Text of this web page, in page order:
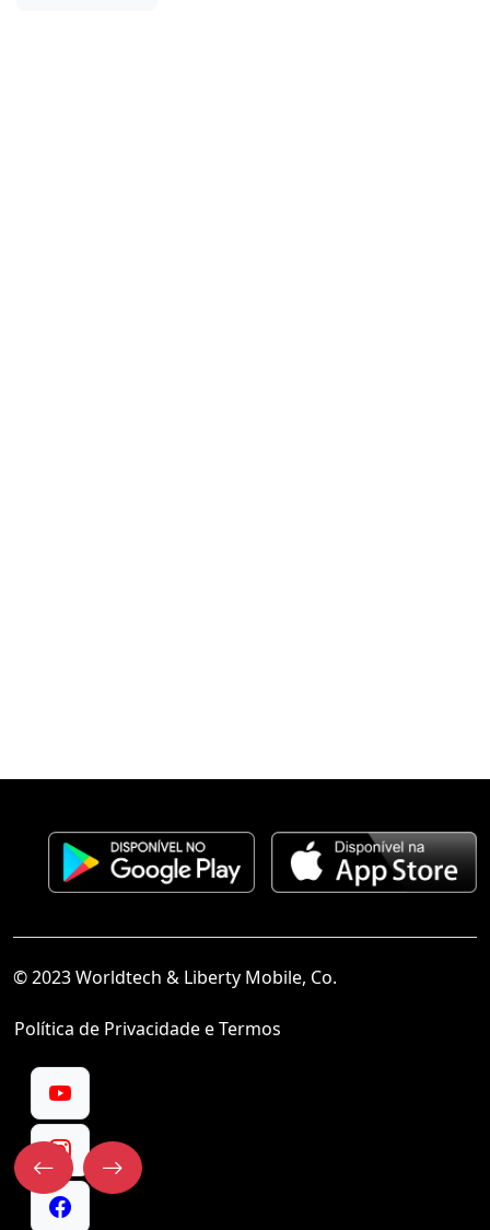
© 2023 Worldtech & Liberty Mobile, Co.
Política de Privacidade e Termos